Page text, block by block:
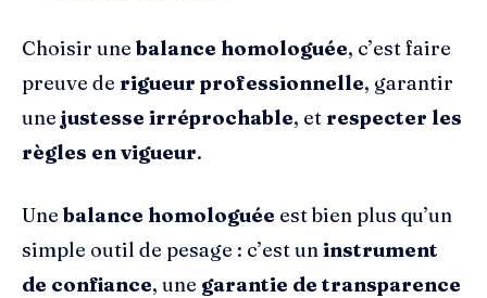
Choisir une balance homologuée, c’est faire
preuve de rigueur professionnelle, garantir
une justesse irréprochable, et respecter les
règles en vigueur.
Une balance homologuée est bien plus qu’un
simple outil de pesage : c’est un instrument
de confiance, une garantie de transparence